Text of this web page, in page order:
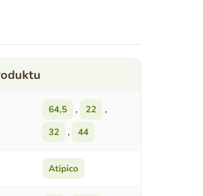
64,5 , 22
,
32
, 44
Atipico